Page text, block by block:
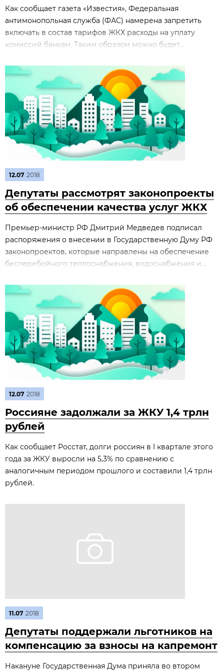
Как сообщает газета «Известия», Федеральная
антимонопольная служба (ФАС) намерена запретить
включать в состав тарифов ЖКХ расходы на уплату
комиссий банкам. Таким образом можно будет...
12.07 2018
Депутаты рассмотрят законопроекты
об обеспечении качества услуг ЖКХ
Премьер-министр РФ Дмитрий Медведев подписал
распоряжения о внесении в Государственную Думу РФ
законопроектов, которые направлены на обеспечение
бесперебойного теплоснабжения, водоснабжения и...
12.07 2018
Россияне задолжали за ЖКУ 1,4 трлн
рублей
Как сообщает Росстат, долги россиян в I квартале этого
года за ЖКУ выросли на 5,3% по сравнению с
аналогичным периодом прошлого и составили 1,4 трлн
рублей.
11.07 2018
Депутаты поддержали льготников на
компенсацию за взносы на капремонт
Накануне Государственная Дума приняла во втором